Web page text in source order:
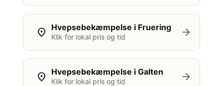
location_on Hvepsebekæmpelse i Fruering
Klik for lokal pris og tid arrow_forward
location_on Hvepsebekæmpelse i Galten
Klik for lokal pris og tid arrow_forward